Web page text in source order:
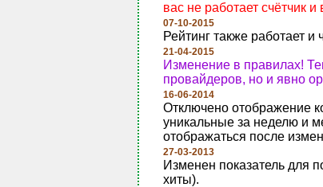
вас не работает счётчик
07-10-2015
Рейтинг также работает
21-04-2015
Изменение в правилах!
провайдеров, но и явно
16-06-2014
Отключено отображение
уникальные за неделю и
отображаться после
27-03-2013
Изменен показатель для
хиты).